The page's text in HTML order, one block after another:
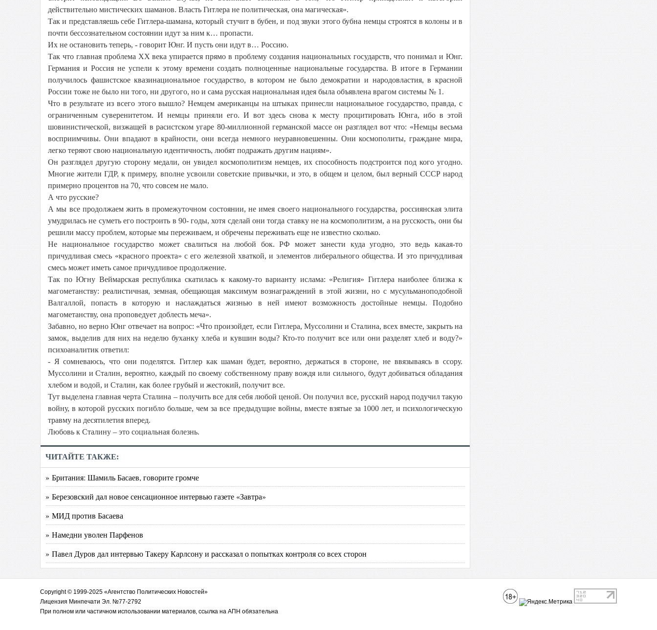
действительно мистических шаманов. Власть Гитлера не политическая, она магическая».
Так и представляешь себе Гитлера-шамана, который стучит в бубен, и под звуки этого бубна немцы строятся в колоны и в
почти бессознательном состоянии идут за ним к… пропасти.
Их не остановить теперь, - говорит Юнг. И пусть они идут в… Россию.
Так что главная проблема ХХ века упирается прямо в проблему создания национальных государств, что понимал и Юнг.
Германия и Россия не успели к этому времени создать полноценные национальные государства. В итоге в Германии
получилось фашистское квазинациональное государство, в котором не было демократии и народовластия, в красной
России тоже не было ни того, ни другого, но и сама русская национальная идея была объявлена врагом системы № 1.
Что в результате из всего этого вышло? Немцем американцы на штыках принесли национальное государство, правда, с
ограниченным суверенитетом. И немцы приняли его. И вот здесь снова к месту процитировать Юнга, ибо в этой
шовинистической, визжащей в расистском угаре 80-миллионной германской массе он разглядел вот что: «Немцы весьма
восприимчивы. Они впадают в крайности, они всегда немного неуравновешенны. Они космополиты, граждане мира,
легко теряют свою национальную идентичность, любят подражать другим нациям».
Он разглядел другую сторону медали, он увидел космополитизм немцев, их способность подстроится под кого угодно.
Многие жители ГДР, к примеру, вполне усвоили советские привычки, и это, в общем и целом, был верный СССР народ
примерно процентов на 70, что совсем не мало.
А что русские?
А мы все продолжаем жить в промежуточном состоянии, не имея своего национального государства, россиянская элита
умудрилась не суметь его построить в 90- годы, хотя сделай они тогда ставку не на космополитизм, а на русскость, они бы
решили массу проблем, которые мы переживаем, и обречены переживать еще не известно сколько.
Не национальное государство может свалиться на любой бок. РФ может занести куда угодно, это ведь какая-то
причудливая смесь «красного проекта» с его железной хваткой, и элементов либерального общества. И это причудливая
смесь может иметь самое причудливое продолжение.
Так по Югну Веймарская республика скатилась к какому-то варианту ислама: «Религия» Гитлера наиболее близка к
магометанству: реалистичная, земная, обещающая максимум вознаграждений в этой жизни, но с мусульманоподобной
Валгаллой, попасть в которую и наслаждаться жизнью в ней имеют возможность достойные немцы. Подобно
магометанству, она проповедует доблесть меча».
Забавно, но верно Юнг отвечает на вопрос: «Что произойдет, если Гитлера, Муссолини и Сталина, всех вместе, закрыть на
замок, выделив для них на неделю буханку хлеба и кувшин воды? Кто-то получит все или они разделят хлеб и воду?»
психоаналитик ответил:
- Я сомневаюсь, что они поделятся. Гитлер как шаман будет, вероятно, держаться в стороне, не ввязываясь в ссору.
Муссолини и Сталин, вероятно, каждый по своему собственному праву вождя или сильного, будут добиваться обладания
хлебом и водой, и Сталин, как более грубый и жестокий, получит все.
Тут выделена главная черта Сталина – получить все для себя любой ценой. Он получил все, русский народ подучил такую
войну, в которой русских погибло больше, чем за все предыдущие войны, вместе взятые за 1000 лет, и психологическую
травму на десятилетия вперед.
Любовь к Сталину – это социальная болезнь.
ЧИТАЙТЕ ТАКЖЕ:
» Британия: Шамиль Басаев, говорите громче
» Березовский дал новое сенсационное интервью газете «Завтра»
» МИД против Басаева
» Намедни уволен Парфенов
» Павел Дуров дал интервью Такеру Карлсону и рассказал о попытках контроля со всех сторон
Copyright © 1999-2025 «Агентство Политических Новостей»
Лицензия Минпечати Эл. №77-2792
При полном или частичном использовании материалов, ссылка на АПН обязательна